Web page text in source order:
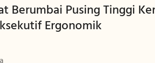
Berumbai Pusing Tinggi
Ergonomik